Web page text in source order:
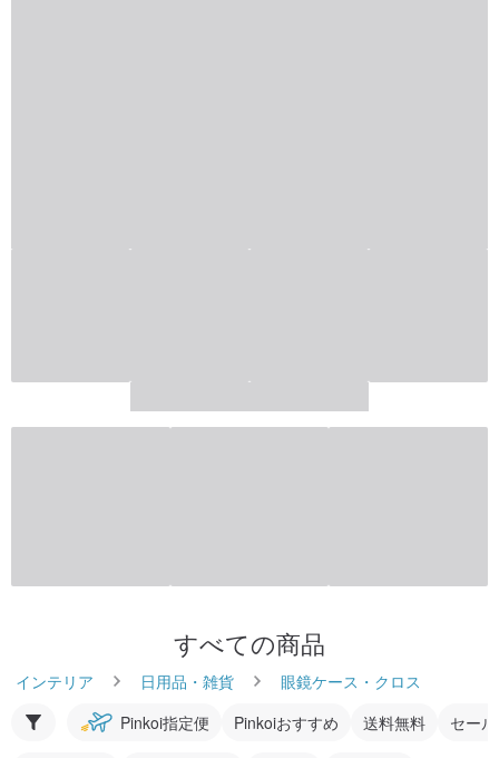
すべての商品
インテリア 日用品・雑貨
眼鏡ケース・クロス
Pinkoi指定便
Pinkoiおすすめ 送料無料 セー